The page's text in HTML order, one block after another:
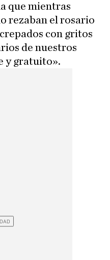
que mientras
rezaban el rosario
con gritos
de nuestros
y gratuito».